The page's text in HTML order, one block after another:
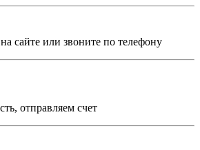
сайте или звоните по телефону
отправляем счет